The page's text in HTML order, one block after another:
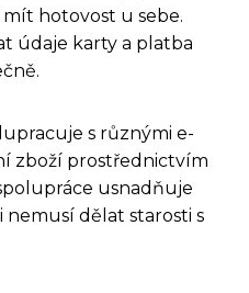
hotovost u sebe.
údaje karty a platba
s různými e-
zboží prostřednictvím
usnadňuje
dělat starosti s